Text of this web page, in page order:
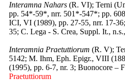
Interamna Nahars (R. VI); Terni
pp. 54*-59*, nrr. 501*-547*; pp.
ICI, VI (1989), pp. 27-55, nrr. 17-
35; C. Lega - S. Crea, Suppl. It.,
Interamnia Praetuttiorum (R. V);
5142; M. Ihm, Eph. Epigr., VIII
(1995), pp. 6-7, nr. 3; Buonocore –
Praetuttiorum